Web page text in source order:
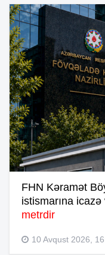
FHN Kəramət
istismarına
metrdir
10 Avqust 2026,